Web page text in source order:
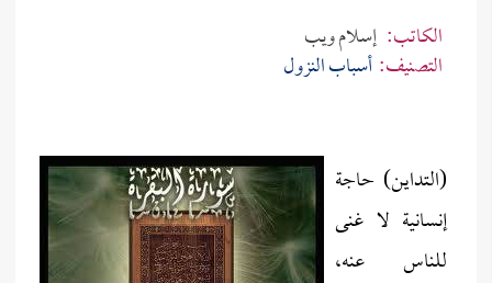
الكاتب: إسلام ويب
التصنيف:أسباب النزول
(التداين) حاجة
إنسانية لا غنى
للناس عنه،